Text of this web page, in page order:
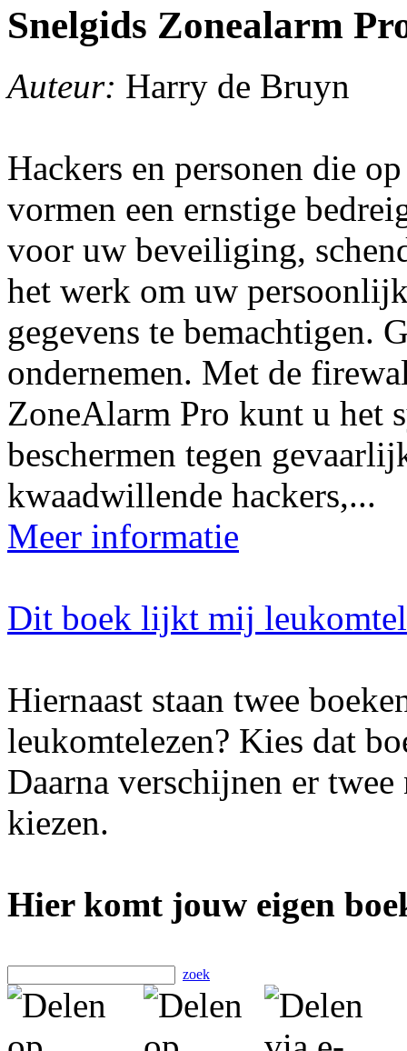
Snelgids Zonealarm
Auteur: Harry de Bruyn
Hackers en personen die
vormen een ernstige
voor uw beveiliging,
het werk om uw
gegevens te bemachtigen.
ondernemen. Met de
ZoneAlarm Pro kunt u het
beschermen tegen
kwaadwillende hackers,...
Meer informatie
Dit boek lijkt mij
Hiernaast staan twee
leukomtelezen? Kies dat
Daarna verschijnen er
kiezen.
Hier komt jouw eigen
zoek